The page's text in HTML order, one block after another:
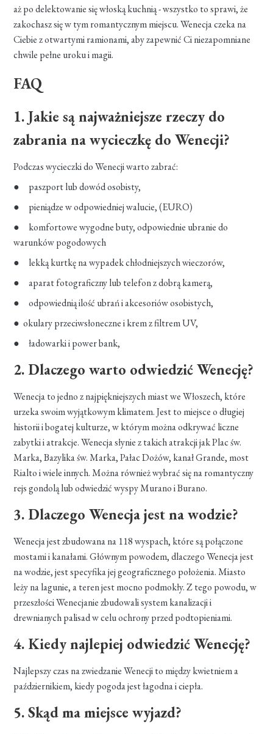
aż po delektowanie się włoską kuchnią - wszystko to sprawi, że
zakochasz się w tym romantycznym miejscu. Wenecja czeka na
Ciebie z otwartymi ramionami, aby zapewnić Ci niezapomniane
chwile pełne uroku i magii.
FAQ
1. Jakie są najważniejsze rzeczy do
zabrania na wycieczkę do Wenecji?
Podczas wycieczki do Wenecji warto zabrać:
● paszport lub dowód osobisty,
● pieniądze w odpowiedniej walucie, (EURO)
● komfortowe wygodne buty, odpowiednie ubranie do
warunków pogodowych
● lekką kurtkę na wypadek chłodniejszych wieczorów,
● aparat fotograficzny lub telefon z dobrą kamerą,
● odpowiednią ilość ubrań i akcesoriów osobistych,
● okulary przeciwsłoneczne i krem z filtrem UV,
● ładowarki i power bank,
2. Dlaczego warto odwiedzić Wenecję?
Wenecja to jedno z najpiękniejszych miast we Włoszech, które
urzeka swoim wyjątkowym klimatem. Jest to miejsce o długiej
historii i bogatej kulturze, w którym można odkrywać liczne
zabytki i atrakcje. Wenecja słynie z takich atrakcji jak Plac św.
Marka, Bazylika św. Marka, Pałac Dożów, kanał Grande, most
Rialto i wiele innych. Można również wybrać się na romantyczny
rejs gondolą lub odwiedzić wyspy Murano i Burano.
3. Dlaczego Wenecja jest na wodzie?
Wenecja jest zbudowana na 118 wyspach, które są połączone
mostami i kanałami. Głównym powodem, dlaczego Wenecja jest
na wodzie, jest specyfika jej geograficznego położenia. Miasto
leży na lagunie, a teren jest mocno podmokły. Z tego powodu, w
przeszłości Wenecjanie zbudowali system kanalizacji i
drewnianych palisad w celu ochrony przed podtopieniami.
4. Kiedy najlepiej odwiedzić Wenecję?
Najlepszy czas na zwiedzanie Wenecji to między kwietniem a
październikiem, kiedy pogoda jest łagodna i ciepła.
5. Skąd ma miejsce wyjazd?